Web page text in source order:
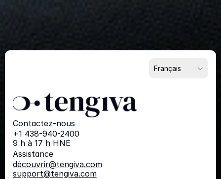
Français
Contactez-nous
+1 438-940-2400
9 h à 17 h HNE
Assistance
découvrir@tengiva.com
support@tengiva.com